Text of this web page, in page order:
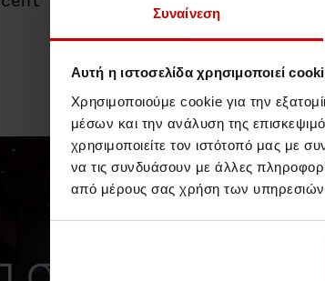
Συναίνεση
Αυτή η ιστοσελίδα χρησιμοποιεί
Χρησιμοποιούμε cookie για την
μέσων και την ανάλυση της
χρησιμοποιείτε τον ιστότοπό μας με
να τις συνδυάσουν με άλλες
από μέρους σας χρήση των υπηρεσιών